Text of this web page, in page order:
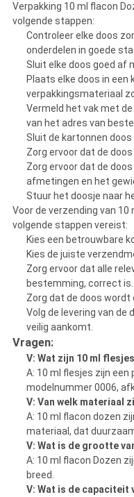
Verpakking 10 ml flacon
volgende stappen:
Controleer elke doos
onderdelen in goede
Sluit elke doos goed af
Plaats elke doos in een
verpakkingsmateriaal
Vermeld het vak met
van het adres van
Sluit de kartonnen
Zorg ervoor dat de
Zorg ervoor dat de
afmetingen en het
Stuur het doosje naar
Voor de verzending van
volgende stappen vereist:
Kies een betrouwbare
Kies de juiste
Zorg ervoor dat alle
bestemming, correct is.
Zorg dat de doos wordt
Volg de levering van de
veilig aankomt.
Vragen:
V: Wat zijn 10 ml
A: 10 ml flesjes zijn
modelnummer 0006,
V: Van welk materiaal
A: 10 ml flacon dozen
materiaal, dat
V: Wat is de grootte
A: 10 ml flacon Dozen
breed.
V: Wat is de capaciteit